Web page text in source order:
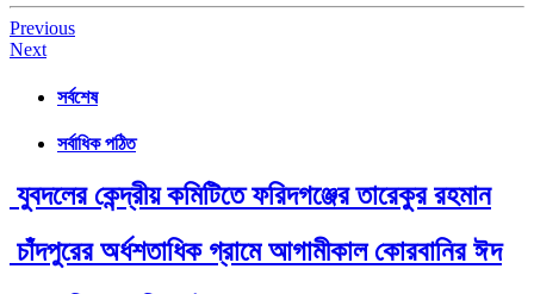
Post
navigation
Previous
Next
সর্বশেষ
সর্বাধিক পঠিত
যুবদলের কেন্দ্রীয় কমিটিতে ফরিদগঞ্জের তারেকুর রহমান
চাঁদপুরের অর্ধশতাধিক গ্রামে আগামীকাল কোরবানির ঈদ